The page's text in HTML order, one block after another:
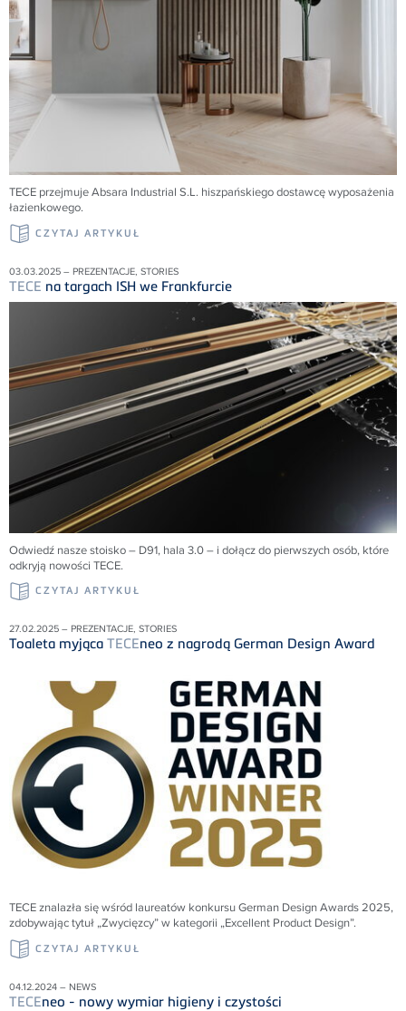
TECE przejmuje Absara Industrial S.L. hiszpańskiego dostawcę wyposażenia
łazienkowego.
CZYTAJ ARTYKUŁ
03.03.2025 – PREZENTACJE, STORIES
TECE na targach ISH we Frankfurcie
Odwiedź nasze stoisko – D91, hala 3.0 – i dołącz do pierwszych osób, które
odkryją nowości TECE.
CZYTAJ ARTYKUŁ
27.02.2025 – PREZENTACJE, STORIES
Toaleta myjąca TECEneo z nagrodą German Design Award
TECE znalazła się wśród laureatów konkursu German Design Awards 2025,
zdobywając tytuł „Zwycięzcy” w kategorii „Excellent Product Design”.
CZYTAJ ARTYKUŁ
04.12.2024 – NEWS
TECEneo - nowy wymiar higieny i czystości